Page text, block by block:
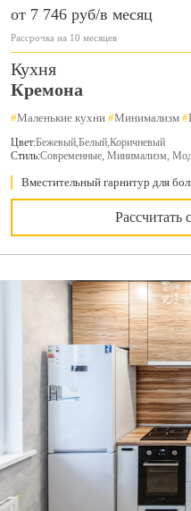
от 7 746 руб/в месяц
Рассрочка на 10 месяцев
Кухня
Кремона
#Маленькие кухни #Минимализм #
Цвет:Бежевый, Белый, Коричневый
Стиль:Современные, Минимализм,
Вместительный гарнитур для
Рассчитать